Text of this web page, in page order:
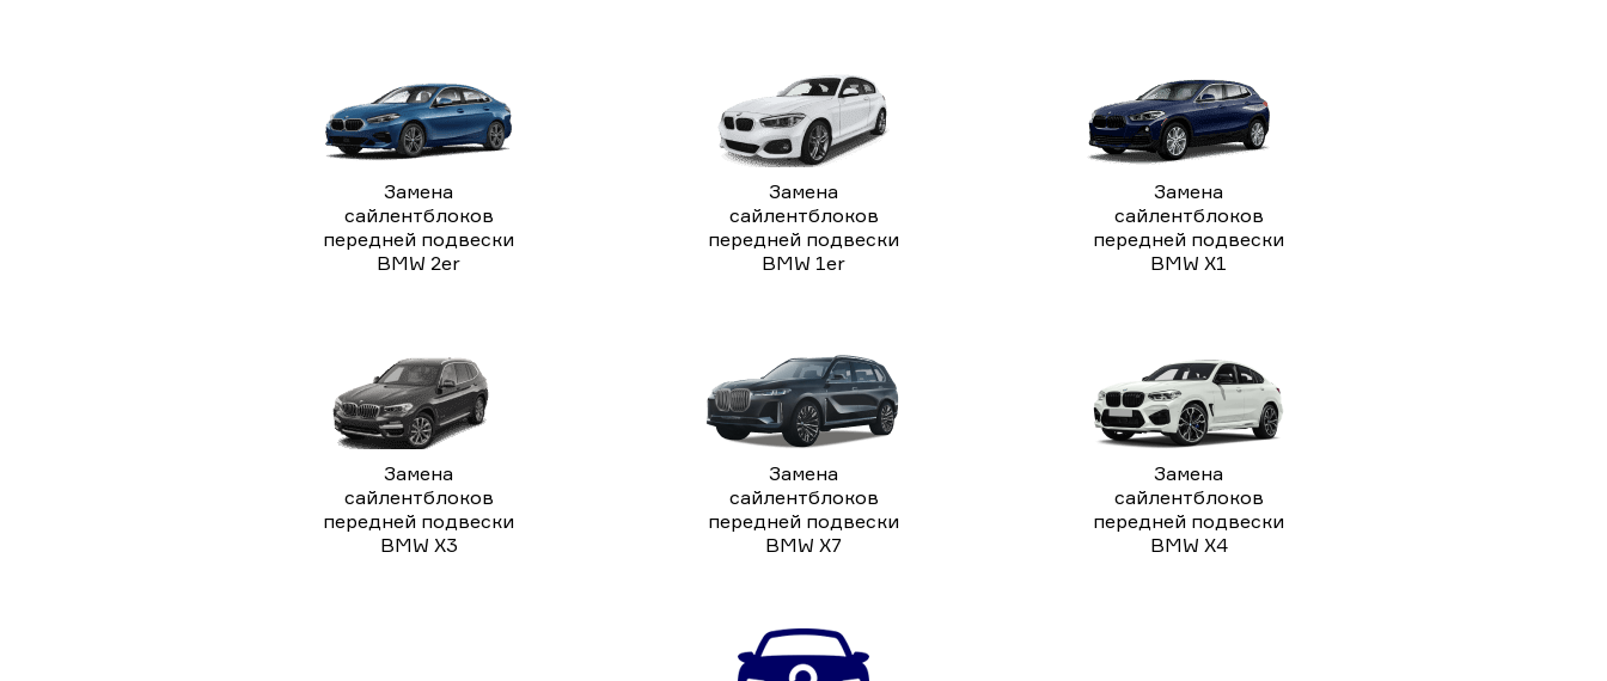
Замена
сайлентблоков
передней подвески
BMW 2er
Замена
сайлентблоков
передней подвески
BMW 1er
Замена
сайлентблоков
передней подвески
BMW X1
Замена
сайлентблоков
передней подвески
BMW X3
Замена
сайлентблоков
передней подвески
BMW X7
Замена
сайлентблоков
передней подвески
BMW X4